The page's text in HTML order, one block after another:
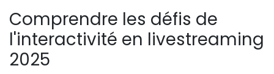
Comprendre les défis de
l'interactivité en livestreaming
2025